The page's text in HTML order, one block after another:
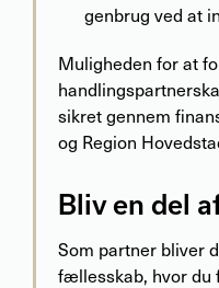
genbrug ved at
Muligheden for at
sikret gennem
og Region
Bliv en del
Som partner bliver
fællesskab, hvor du